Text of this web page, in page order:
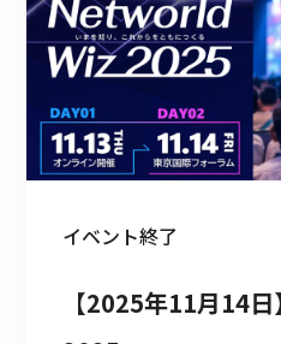
イベント終了
【2025年11月14